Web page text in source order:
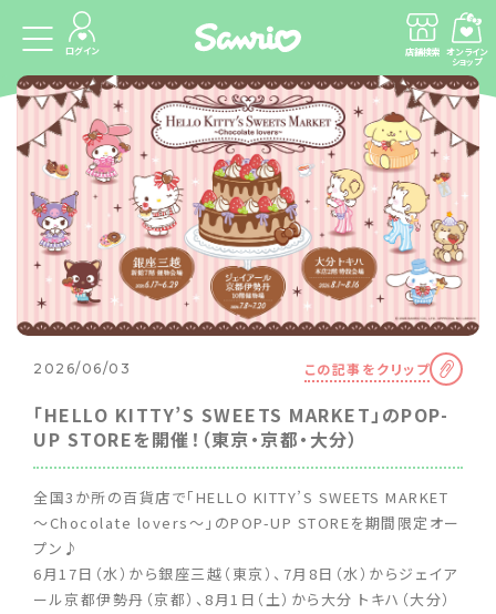
ログイン 店舗検索 オンライン
ショップ
2026/06/03 この記事をクリップ
「HELLO KITTY’S SWEETS MARKET」のPOP-
UP STOREを開催！（東京・京都・大分）
全国3か所の百貨店で「HELLO KITTY’S SWEETS MARKET
～Chocolate lovers～」のPOP-UP STOREを期間限定オー
プン♪
6月17日（水）から銀座三越（東京）、7月8日（水）からジェイア
ール京都伊勢丹（京都）、8月1日（土）から大分 トキハ（大分）